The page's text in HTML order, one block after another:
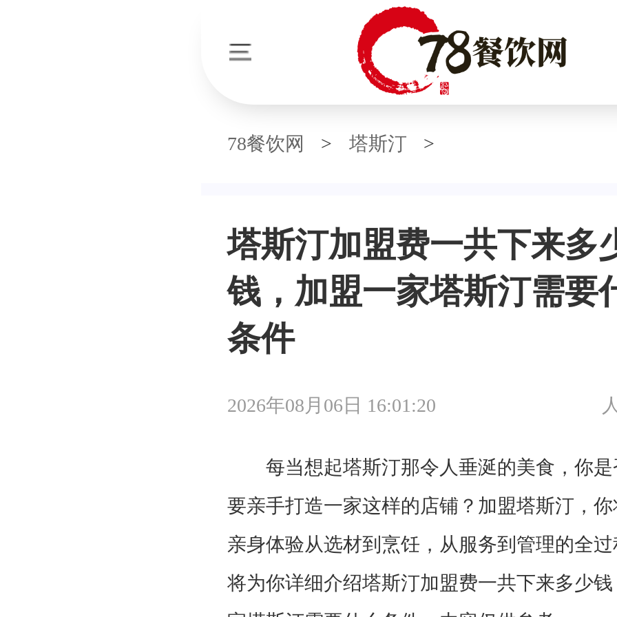
78餐饮网 > 塔斯汀 >
塔斯汀加盟费一共下来多
钱，加盟一家塔斯汀需要
条件
2026年08月06日 16:01:20
每当想起塔斯汀那令人垂涎的美食，你是
要亲手打造一家这样的店铺？加盟塔斯汀，
亲身体验从选材到烹饪，从服务到管理的全
将为你详细介绍塔斯汀加盟费一共下来多少